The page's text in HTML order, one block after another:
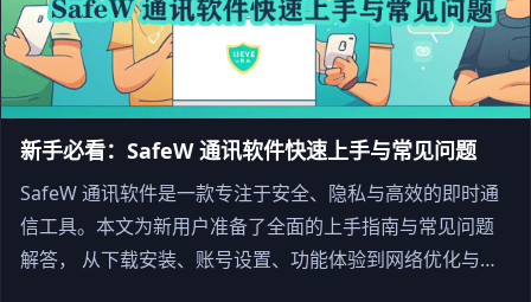
新手必看：SafeW 通讯软件快速上手与常见问题
SafeW 通讯软件是一款专注于安全、隐私与高效的即时通
信工具。本文为新用户准备了全面的上手指南与常见问题
解答， 从下载安装、账号设置、功能体验到网络优化与团